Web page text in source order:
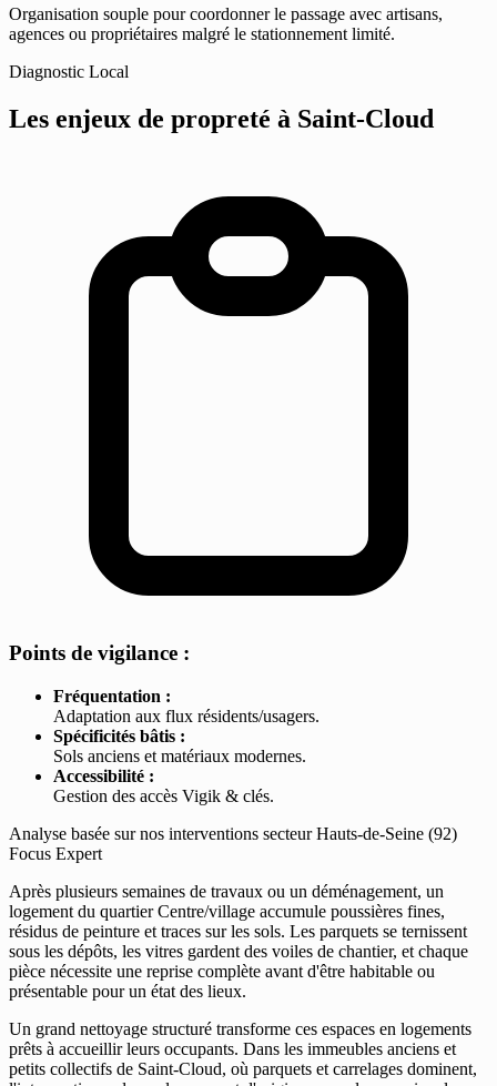
Organisation souple pour coordonner le passage avec artisans,
agences ou propriétaires malgré le stationnement limité.
Diagnostic Local
Les enjeux de propreté à Saint-Cloud
Points de vigilance :
Fréquentation :
Adaptation aux flux résidents/usagers.
Spécificités bâtis :
Sols anciens et matériaux modernes.
Accessibilité :
Gestion des accès Vigik & clés.
Analyse basée sur nos interventions secteur Hauts-de-Seine (92)
Focus Expert
Après plusieurs semaines de travaux ou un déménagement, un
logement du quartier Centre/village accumule poussières fines,
résidus de peinture et traces sur les sols. Les parquets se ternissent
sous les dépôts, les vitres gardent des voiles de chantier, et chaque
pièce nécessite une reprise complète avant d'être habitable ou
présentable pour un état des lieux.
Un grand nettoyage structuré transforme ces espaces en logements
prêts à accueillir leurs occupants. Dans les immeubles anciens et
petits collectifs de Saint-Cloud, où parquets et carrelages dominent,